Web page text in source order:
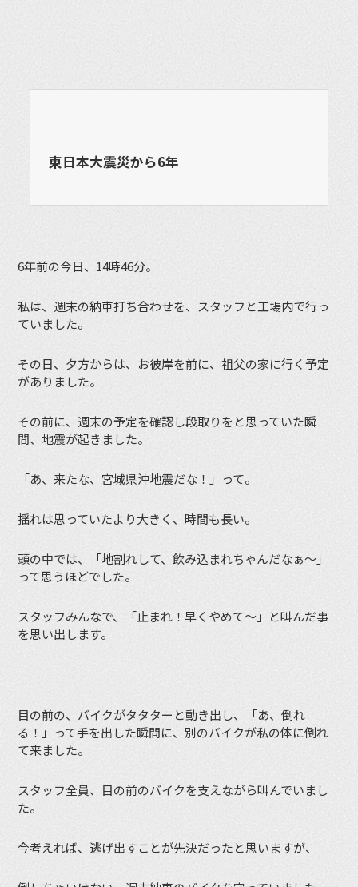
東日本大震災から6年
6年前の今日、14時46分。
私は、週末の納車打ち合わせを、スタッフと工場内で行っ
ていました。
その日、夕方からは、お彼岸を前に、祖父の家に行く予定
がありました。
その前に、週末の予定を確認し段取りをと思っていた瞬
間、地震が起きました。
「あ、来たな、宮城県沖地震だな！」って。
揺れは思っていたより大きく、時間も長い。
頭の中では、「地割れして、飲み込まれちゃんだなぁ〜」
って思うほどでした。
スタッフみんなで、「止まれ！早くやめて〜」と叫んだ事
を思い出します。
目の前の、バイクがタタターと動き出し、「あ、倒れ
る！」って手を出した瞬間に、別のバイクが私の体に倒れ
て来ました。
スタッフ全員、目の前のバイクを支えながら叫んでいまし
た。
今考えれば、逃げ出すことが先決だったと思いますが、